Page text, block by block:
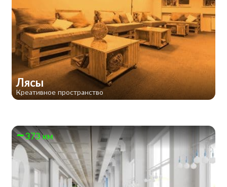
Лясы
Креативное пространство
373 км